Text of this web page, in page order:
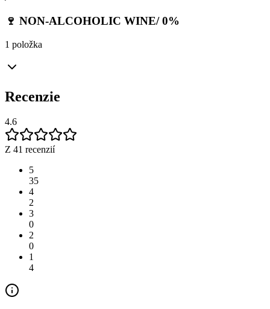
🍷 NON-ALCOHOLIC WINE/ 0%
1 položka
Recenzie
4.6
Z 41 recenzií
5
35
4
2
3
0
2
0
1
4